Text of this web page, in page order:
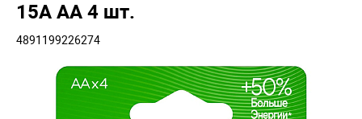
15А АА 4 шт.
4891199226274